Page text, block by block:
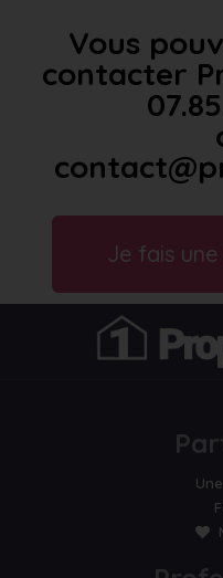
Vous
contacter
Je fais